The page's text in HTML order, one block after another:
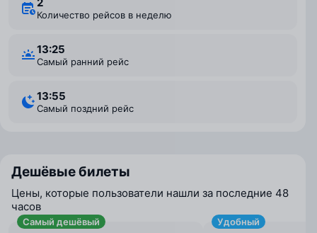
Количество рейсов в неделю
13:25
Самый ранний рейс
13:55
Самый поздний рейс
Дешёвые билеты
Цены, которые пользователи нашли за последние 48
часов
Самый дешёвый Удобный